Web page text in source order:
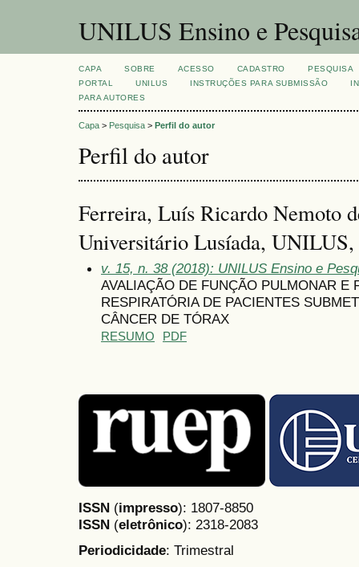
UNILUS Ensino e
CAPA SOBRE ACESSO CADASTRO
PESQUISA
PORTAL
UNILUS INSTRUÇÕES PARA SUBMISSÃO
PARA AUTORES
Capa > Pesquisa > Perfil do autor
Perfil do autor
Ferreira, Luís Ricardo Nemoto
Universitário Lusíada, UNILUS,
v. 15, n. 38 (2018): UNILUS Ensino e
AVALIAÇÃO DE FUNÇÃO PULMONAR E
RESPIRATÓRIA DE PACIENTES
CÂNCER DE TÓRAX
RESUMO PDF
ISSN (impresso): 1807-8850
ISSN (eletrônico): 2318-2083
Periodicidade: Trimestral